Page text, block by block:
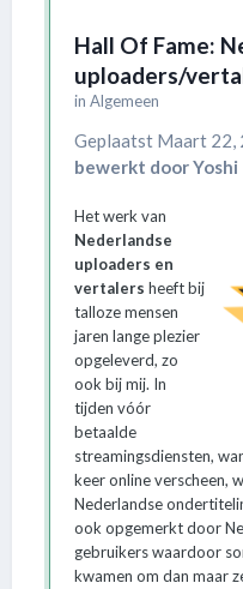
Hall Of Fame:
uploaders/
in Algemeen
Geplaatst Maart 22,
bewerkt door Yoshi
Het werk van
Nederlandse
uploaders en
vertalers heeft bij
talloze mensen
jaren lange plezier
opgeleverd, zo
ook bij mij. In
tijden vóór
betaalde
streamingsdiensten,
keer online verscheen,
Nederlandse
ook opgemerkt door
gebruikers waardoor
kwamen om dan maar